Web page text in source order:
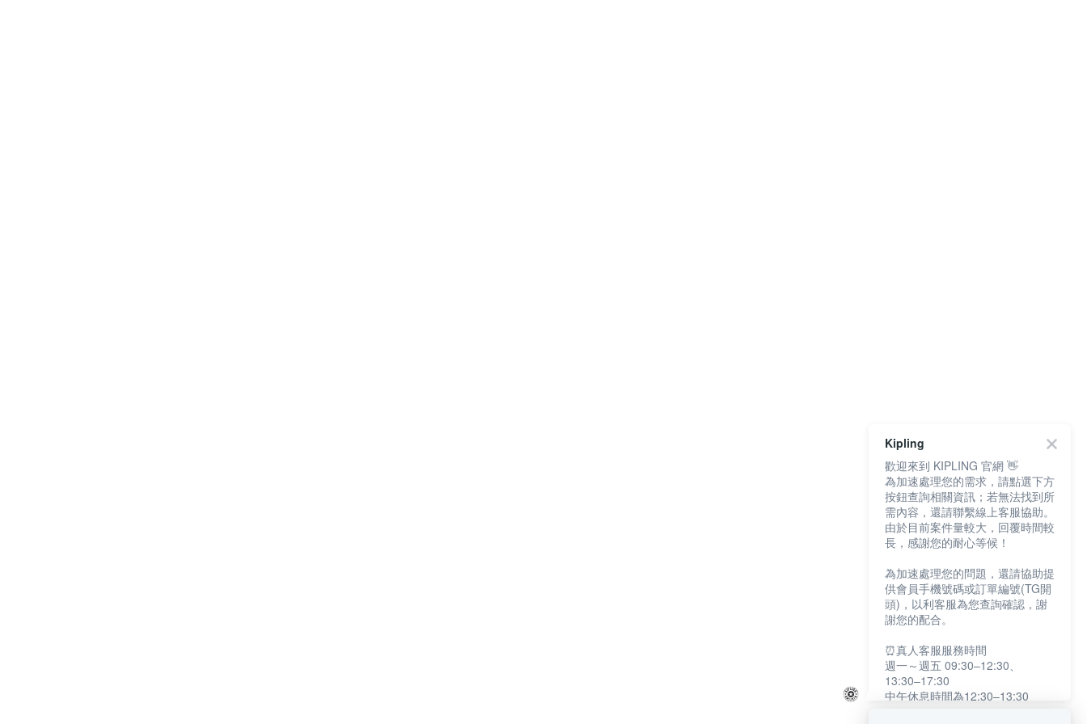
Kipling
歡迎來到 KIPLING 官網 👋
為加速處理您的需求，請點選下方
按鈕查詢相關資訊；若無法找到所
需內容，還請聯繫線上客服協助。
由於目前案件量較大，回覆時間較
長，感謝您的耐心等候！
為加速處理您的問題，還請協助提
供會員手機號碼或訂單編號(TG開
頭)，以利客服為您查詢確認，謝
謝您的配合。
⏰真人客服服務時間
週一～週五 09:30–12:30、
13:30–17:30
中午休息時間為12:30–13:30